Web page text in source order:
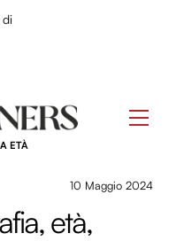
ETÀ
10 Maggio 2024
età,